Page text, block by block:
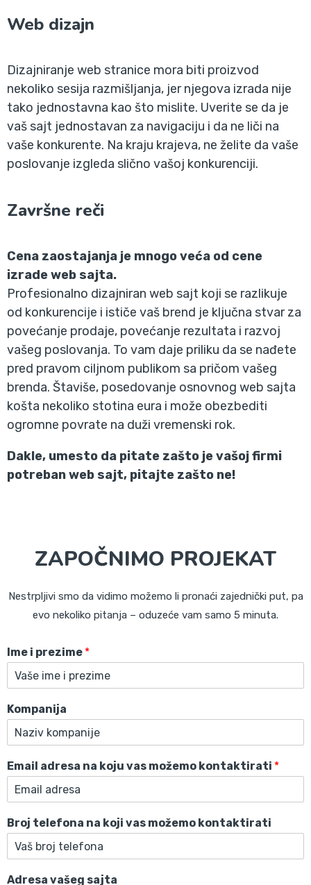
Web dizajn
Dizajniranje web stranice mora biti proizvod
nekoliko sesija razmišljanja, jer njegova izrada nije
tako jednostavna kao što mislite. Uverite se da je
vaš sajt jednostavan za navigaciju i da ne liči na
vaše konkurente. Na kraju krajeva, ne želite da vaše
poslovanje izgleda slično vašoj konkurenciji.
Završne reči
Cena zaostajanja je mnogo veća od cene
izrade web sajta.
Profesionalno dizajniran web sajt koji se razlikuje
od konkurencije i ističe vaš brend je ključna stvar za
povećanje prodaje, povećanje rezultata i razvoj
vašeg poslovanja. To vam daje priliku da se nađete
pred pravom ciljnom publikom sa pričom vašeg
brenda. Štaviše, posedovanje osnovnog web sajta
košta nekoliko stotina eura i može obezbediti
ogromne povrate na duži vremenski rok.
Dakle, umesto da pitate zašto je vašoj firmi
potreban web sajt, pitajte zašto ne!
ZAPOČNIMO PROJEKAT
Nestrpljivi smo da vidimo možemo li pronaći zajednički put, pa
evo nekoliko pitanja – oduzeće vam samo 5 minuta.
Ime i prezime *
Kompanija
Email adresa na koju vas možemo kontaktirati *
Broj telefona na koji vas možemo kontaktirati
Adresa vašeg sajta